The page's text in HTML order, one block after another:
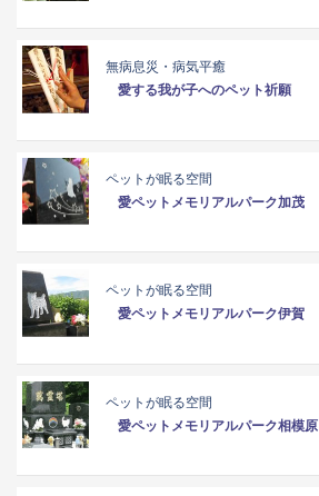
無病息災・病気平癒
愛する我が子へのペット祈願
ペットが眠る空間
愛ペットメモリアルパーク加茂
ペットが眠る空間
愛ペットメモリアルパーク伊賀
ペットが眠る空間
愛ペットメモリアルパーク相模原